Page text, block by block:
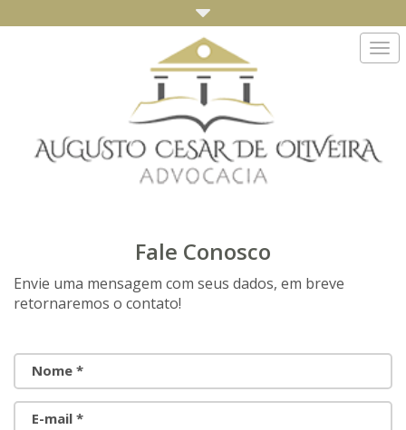
Fale Conosco
Envie uma mensagem com seus dados, em breve
retornaremos o contato!
Nome *
E-mail *